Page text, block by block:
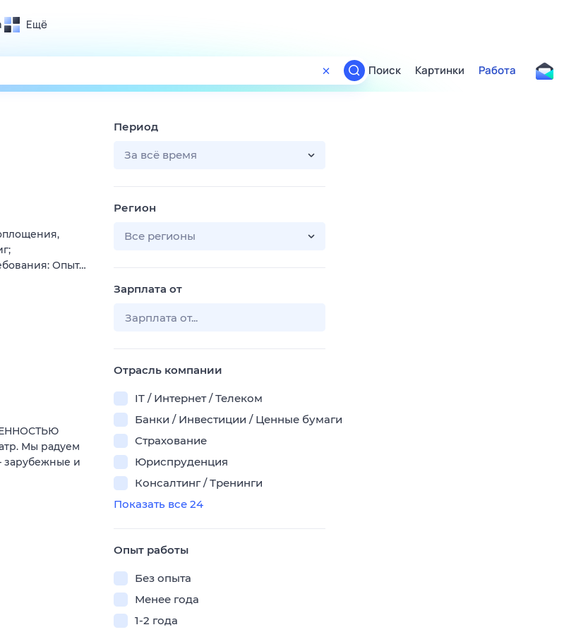
Ещё
Поиск
ТВ-программа
Поиск Картинки Работа
Опыт…
Мы радуем
зарубежные и
Период
За всё время
Регион
Все регионы
Зарплата от
Отрасль компании
IT / Интернет / Телеком
Банки / Инвестиции / Ценные бумаги
Страхование
Юриспруденция
Консалтинг / Тренинги
Показать все 24
Опыт работы
Без опыта
Менее года
1-2 года